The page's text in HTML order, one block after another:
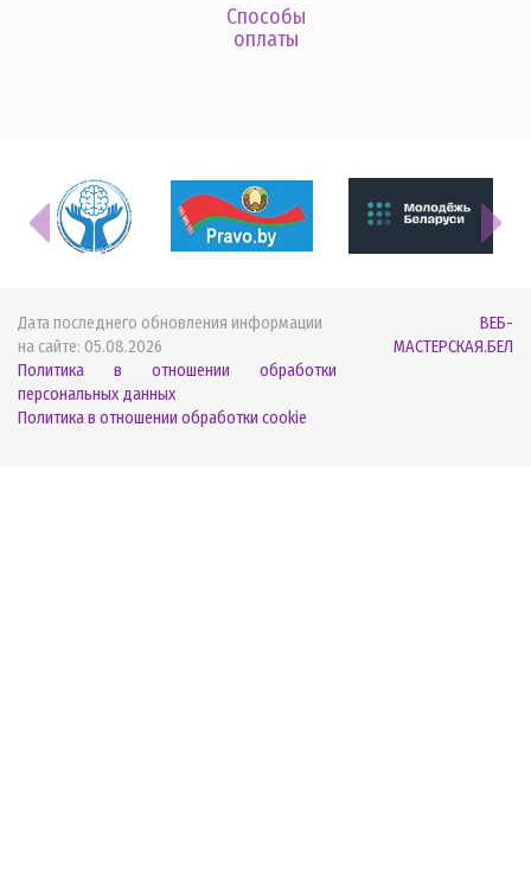
Способы
оплаты
Дата последнего обновления информации
на сайте: 05.08.2026
Политика в отношении обработки
персональных данных
Политика в отношении обработки cookie
ВЕБ-
МАСТЕРСКАЯ.БЕЛ